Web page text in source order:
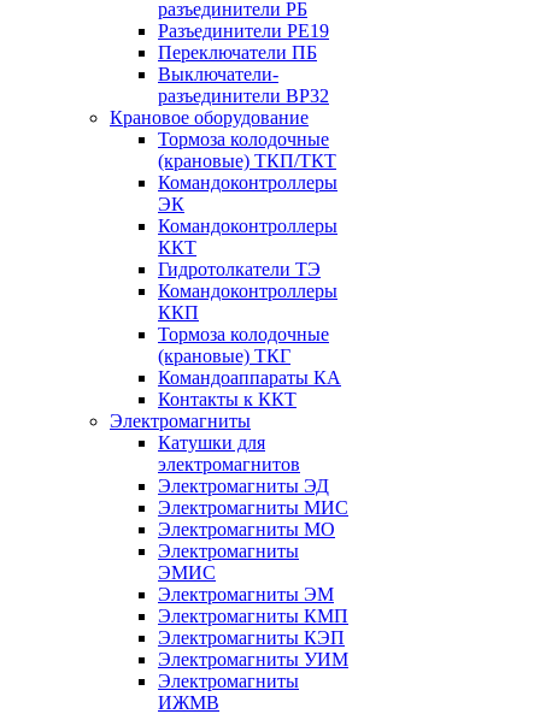
разъединители РБ
Разъединители РЕ19
Переключатели ПБ
Выключатели-
разъединители ВР32
Крановое оборудование
Тормоза колодочные
(крановые) ТКП/ТКТ
Командоконтроллеры
ЭК
Командоконтроллеры
ККТ
Гидротолкатели ТЭ
Командоконтроллеры
ККП
Тормоза колодочные
(крановые) ТКГ
Командоаппараты КА
Контакты к ККТ
Электромагниты
Катушки для
электромагнитов
Электромагниты ЭД
Электромагниты МИС
Электромагниты МО
Электромагниты
ЭМИС
Электромагниты ЭМ
Электромагниты КМП
Электромагниты КЭП
Электромагниты УИМ
Электромагниты
ИЖМВ